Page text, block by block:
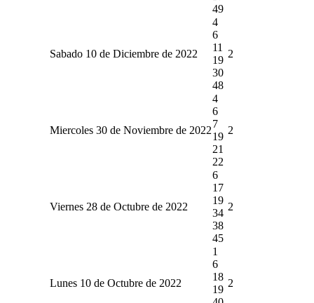
49
Sabado 10 de Diciembre de 2022
4
6
11
19
30
48
2
Miercoles 30 de Noviembre de 2022
4
6
7
19
21
22
2
Viernes 28 de Octubre de 2022
6
17
19
34
38
45
2
Lunes 10 de Octubre de 2022
1
6
18
19
2